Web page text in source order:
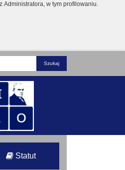
Administratora, w tym profilowaniu.
Statut